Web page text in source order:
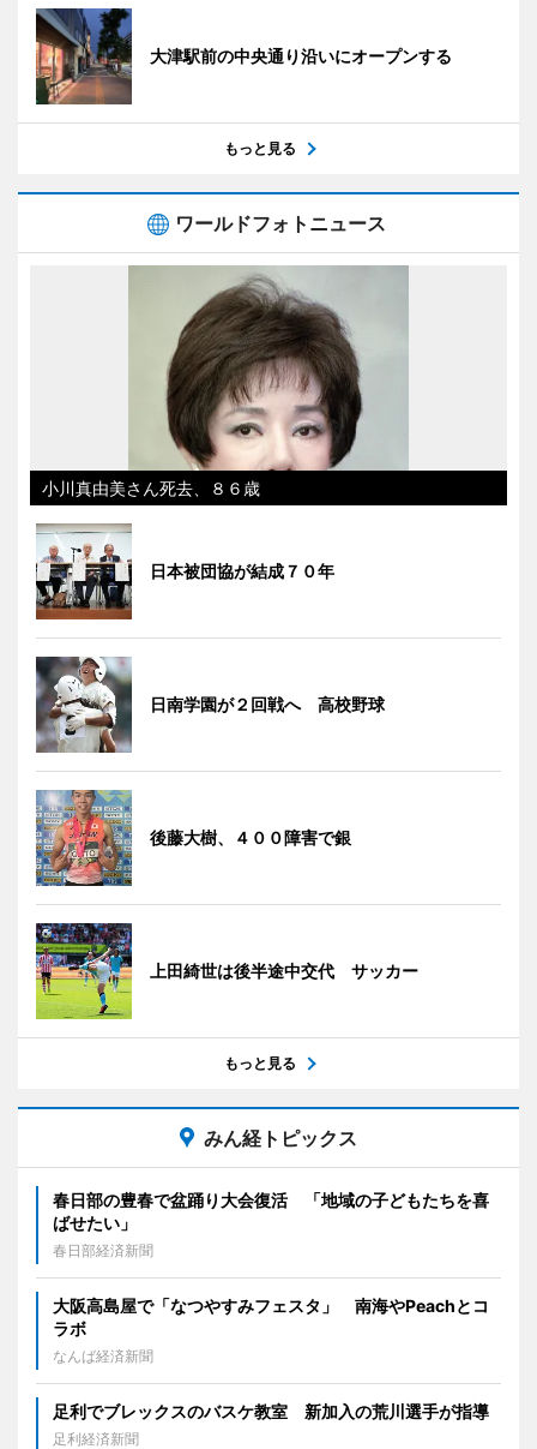
大津駅前の中央通り沿いにオープンする
もっと見る
ワールドフォトニュース
小川真由美さん死去、８６歳
日本被団協が結成７０年
日南学園が２回戦へ 高校野球
後藤大樹、４００障害で銀
上田綺世は後半途中交代 サッカー
もっと見る
みん経トピックス
春日部の豊春で盆踊り大会復活 「地域の子どもたちを喜
ばせたい」
春日部経済新聞
大阪高島屋で「なつやすみフェスタ」 南海やPeachとコ
ラボ
なんば経済新聞
足利でブレックスのバスケ教室 新加入の荒川選手が指導
足利経済新聞